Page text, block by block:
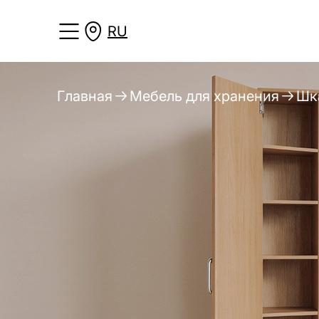
RU
Главная Мебель для хранения